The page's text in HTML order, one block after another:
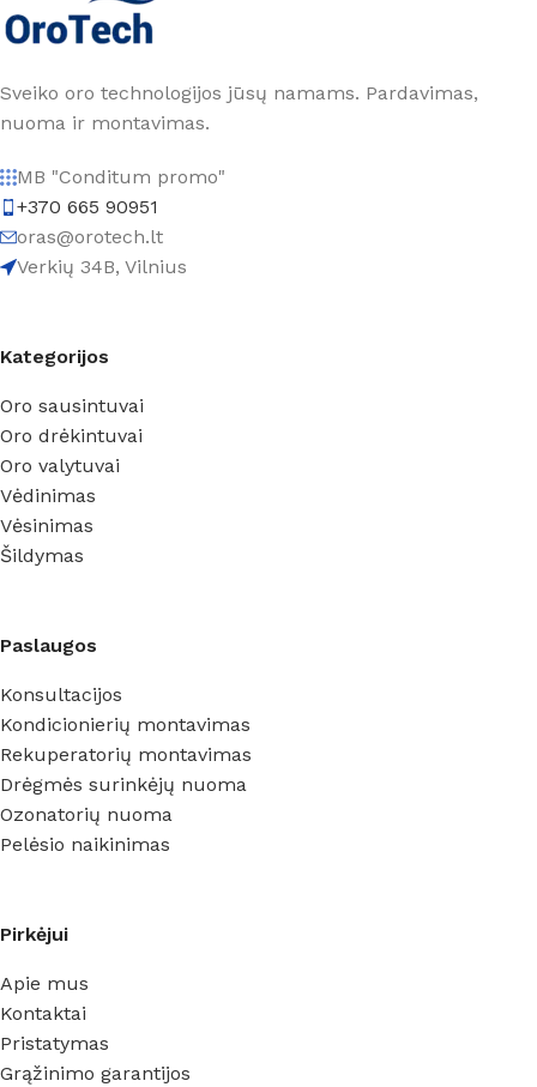
Sveiko oro technologijos jūsų namams. Pardavimas,
nuoma ir montavimas.
MB "Conditum promo"
+370 665 90951
oras@orotech.lt
Verkių 34B, Vilnius
Kategorijos
Oro sausintuvai
Oro drėkintuvai
Oro valytuvai
Vėdinimas
Vėsinimas
Šildymas
Paslaugos
Konsultacijos
Kondicionierių montavimas
Rekuperatorių montavimas
Drėgmės surinkėjų nuoma
Ozonatorių nuoma
Pelėsio naikinimas
Pirkėjui
Apie mus
Kontaktai
Pristatymas
Grąžinimo garantijos